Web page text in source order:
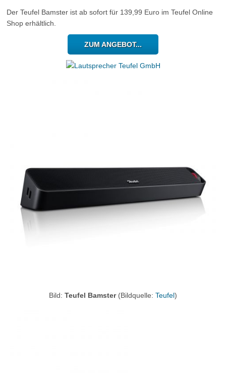
Der Teufel Bamster ist ab sofort für 139,99 Euro im Teufel Online
Shop erhältlich.
ZUM ANGEBOT...
Bild: Teufel Bamster (Bildquelle: Teufel)